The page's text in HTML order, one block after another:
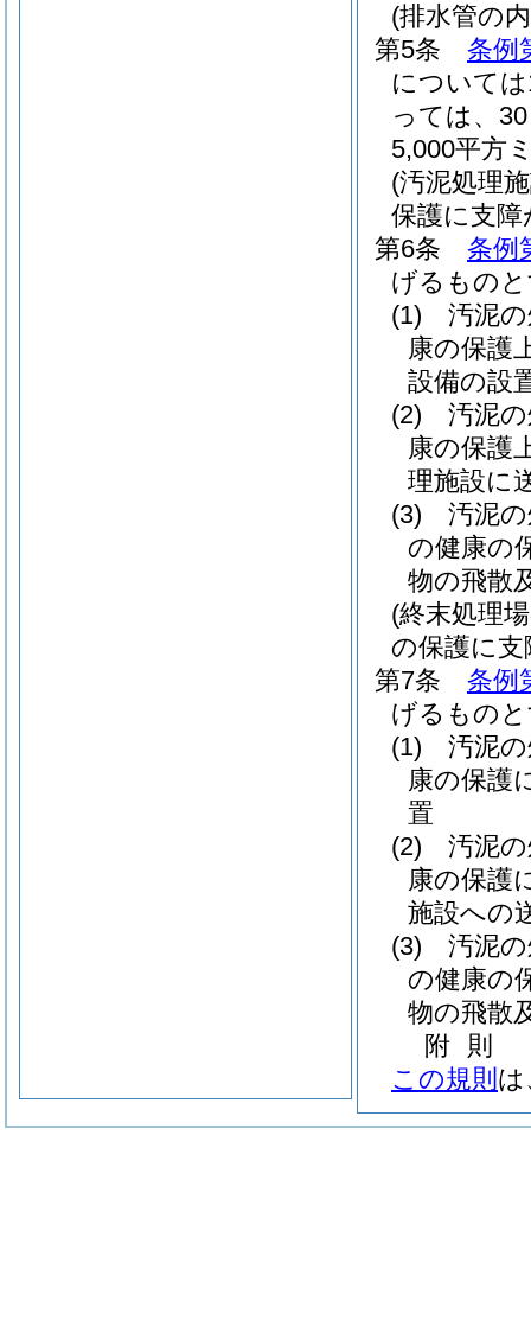
(排水管の
第5条
条例
について
っては、
5,000平方
(汚泥処理
保護に支
第6条
条例
げるもの
(1)
汚泥
康の保護
設備の設
(2)
汚泥
康の保護
理施設に
(3)
汚泥
の健康の
物の飛散
(終末処理
の保護に
第7条
条例
げるもの
(1)
汚泥
康の保護
置
(2)
汚泥
康の保護
施設への
(3)
汚泥
の健康の
物の飛散
附 則
この規則 は